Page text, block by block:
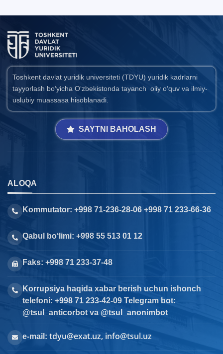
Toshkent davlat yuridik universiteti (TDYU) yuridik kadrlarni
tayyorlash bo‘yicha O‘zbekistonda tayanch oliy o‘quv va ilmiy-
uslubiy muassasa hisoblanadi.
SAYTNI BAHOLASH
ALOQA
Kommutator: +998 71-236-28-06 +998 71 233-66-36
Qabul bo‘limi: +998 55 513 01 12
Faks: +998 71 233-37-48
Korrupsiya haqida xabar berish uchun ishonch
telefoni: +998 71 233-42-09 Telegram bot:
@tsul_anticorbot va @tsul_anonimbot
e-mail: tdyu@exat.uz, info@tsul.uz